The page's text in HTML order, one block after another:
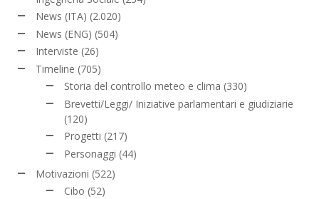
News (ITA) (2.020)
News (ENG) (504)
Interviste (26)
Timeline (705)
Storia del controllo meteo e clima (330)
Brevetti/Leggi/ Iniziative parlamentari e giudiziarie
(120)
Progetti (217)
Personaggi (44)
Motivazioni (522)
Cibo (52)